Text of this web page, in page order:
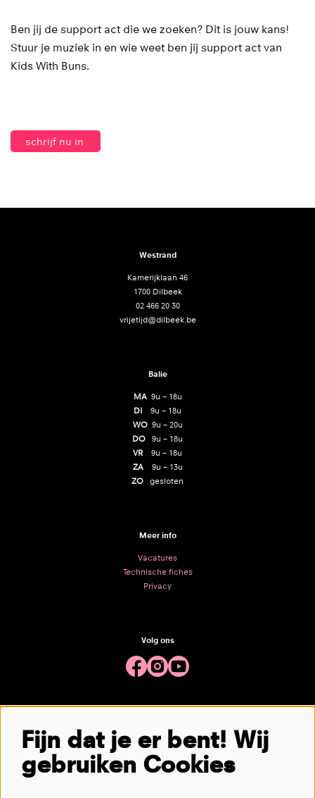
Ben jij de support act die we zoeken? Dit is jouw kans!
Stuur je muziek in en wie weet ben jij support act van
Kids With Buns.
schrijf nu in
Westrand
Kamerijklaan 46
1700 Dilbeek
02 466 20 30
vrijetijd@dilbeek.be
Balie
MA 9u – 18u
DI 9u – 18u
WO9u – 20u
DO 9u – 18u
VR 9u – 18u
ZA
9u – 13u
ZO gesloten
Meer info
Vacatures
Technische fiches
Privacy
Volg ons
Meld je aan voor de nieuwsbrief
aanmelden
Fijn dat je er bent! Wij
gebruiken Cookies